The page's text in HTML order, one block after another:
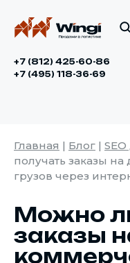
+7 (812) 425-60-86
+7 (495) 118-36-69
Главная | Блог |
получать заказы
грузов через
Можно
заказы